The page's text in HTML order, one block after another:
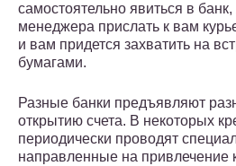
самостоятельно явиться в
менеджера прислать к вам
и вам придется захватить на
бумагами.
Разные банки предъявляют
открытию счета. В некоторых
периодически проводят
направленные на привлечение